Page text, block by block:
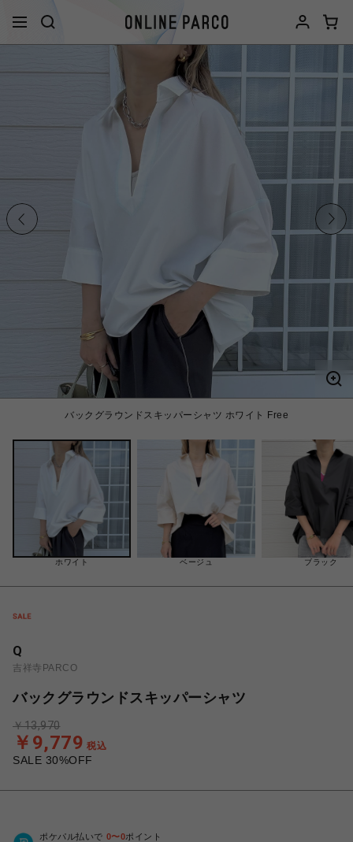
バックグラウンドスキッパーシャツ ホワイト Free
ホワイト ベージュ ブラック
Q
吉祥寺PARCO
バックグラウンドスキッパーシャツ
SALE 30%OFF
￥9,779 税込
￥13,970
ポケパル払いで 0〜0ポイント